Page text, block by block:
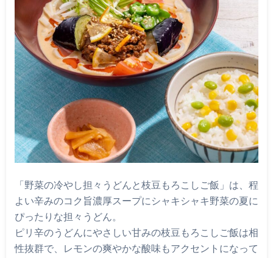
「野菜の冷やし担々うどんと枝豆もろこしご飯」は、程
よい辛みのコク旨濃厚スープにシャキシャキ野菜の夏に
ぴったりな担々うどん。
ピリ辛のうどんにやさしい甘みの枝豆もろこしご飯は相
性抜群で、レモンの爽やかな酸味もアクセントになって